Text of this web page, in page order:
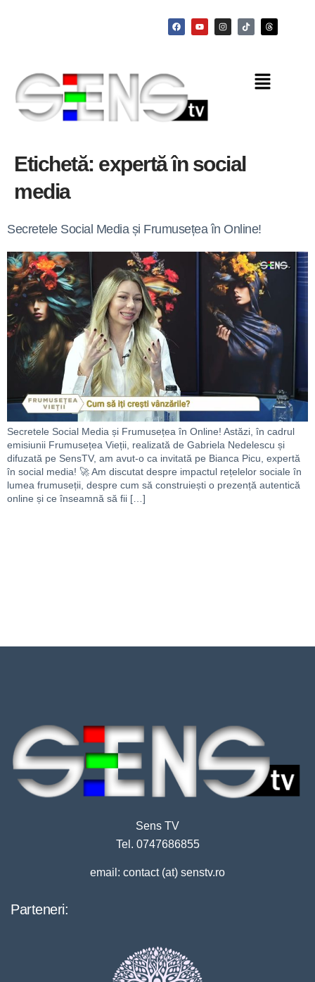
Etichetă: expertă în social
media
Secretele Social Media și Frumusețea în Online!
Secretele Social Media și Frumusețea în Online! Astăzi, în cadrul
emisiunii Frumusețea Vieții, realizată de Gabriela Nedelescu și
difuzată pe SensTV, am avut-o ca invitată pe Bianca Picu, expertă
în social media! 🚀 Am discutat despre impactul rețelelor sociale în
lumea frumuseții, despre cum să construiești o prezență autentică
online și ce înseamnă să fii […]
Sens TV
Tel. 0747686855
email: contact (at) senstv.ro
Parteneri: